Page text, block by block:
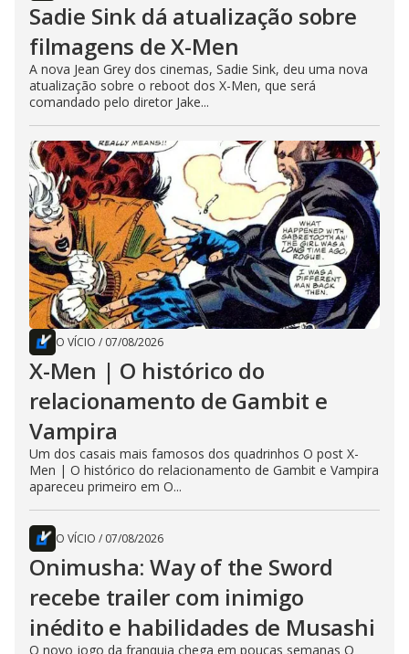
Sadie Sink dá atualização sobre
filmagens de X-Men
A nova Jean Grey dos cinemas, Sadie Sink, deu uma nova
atualização sobre o reboot dos X-Men, que será
comandado pelo diretor Jake...
O VÍCIO / 07/08/2026
X-Men | O histórico do
relacionamento de Gambit e
Vampira
Um dos casais mais famosos dos quadrinhos O post X-
Men | O histórico do relacionamento de Gambit e Vampira
apareceu primeiro em O...
O VÍCIO / 07/08/2026
Onimusha: Way of the Sword
recebe trailer com inimigo
inédito e habilidades de Musashi
O novo jogo da franquia chega em poucas semanas O